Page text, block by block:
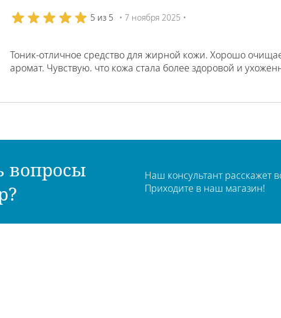
5 из 5 • 7 ноября 2025 •
Тоник-отличное средство для жирной кожи. Хорошо
аромат. Чувствую. что кожа стала более здоровой и
вопросы
Наш консультант расскажет
Приходите в наш магазин!